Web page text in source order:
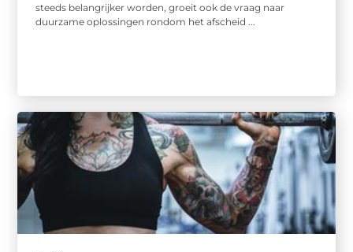
steeds belangrijker worden, groeit ook de vraag naar
duurzame oplossingen rondom het afscheid ...